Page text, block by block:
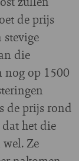
de prijs
die
nog op 1500
de prijs rond
het die
Ze